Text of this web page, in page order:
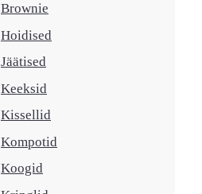
Brownie
Hoidised
Jäätised
Keeksid
Kissellid
Kompotid
Koogid